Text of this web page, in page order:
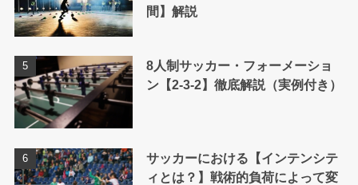
間】解説
8人制サッカー・フォーメーショ
ン【2-3-2】徹底解説（実例付き）
サッカーにおける【インテンシテ
ィとは？】戦術的負荷によって変